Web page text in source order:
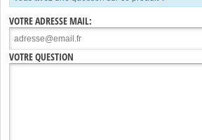
VOTRE ADRESSE MAIL:
VOTRE QUESTION